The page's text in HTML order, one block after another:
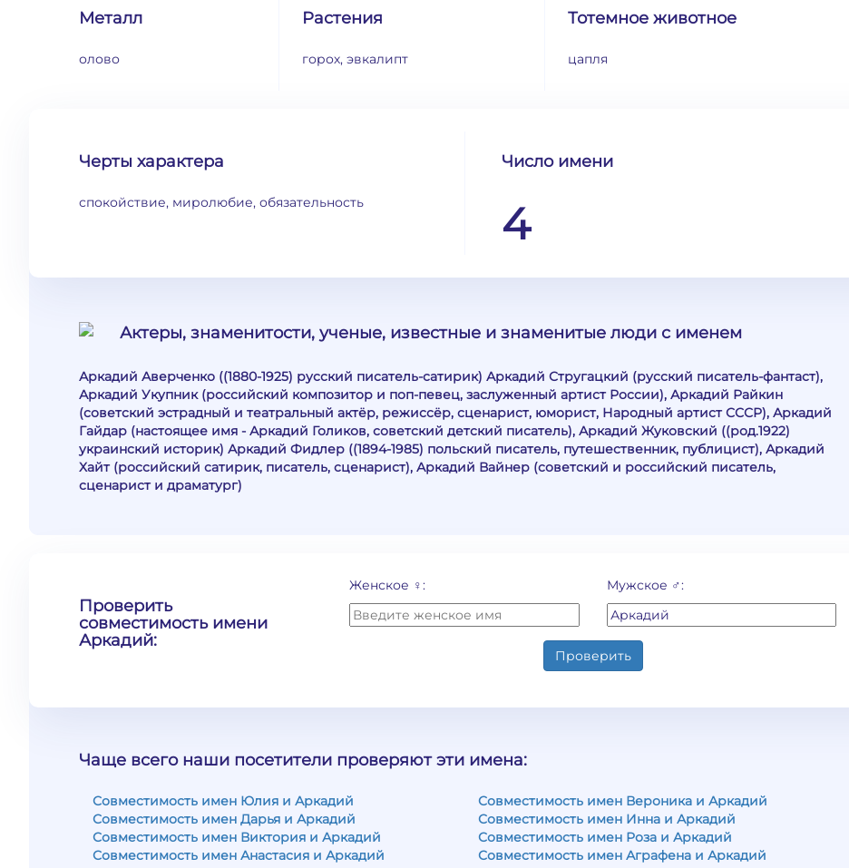
Металл
олово
Растения
горох, эвкалипт
Тотемное животное
цапля
Черты характера
спокойствие, миролюбие, обязательность
Число имени
4
Актеры, знаменитости, ученые, известные и знаменитые люди с именем
Аркадий Аверченко ((1880-1925) русский писатель-сатирик) Аркадий Стругацкий (русский писатель-фантаст),
Аркадий Укупник (российский композитор и поп-певец, заслуженный артист России), Аркадий Райкин
(советский эстрадный и театральный актёр, режиссёр, сценарист, юморист, Народный артист СССР), Аркадий
Гайдар (настоящее имя - Аркадий Голиков, советский детский писатель), Аркадий Жуковский ((род.1922)
украинский историк) Аркадий Фидлер ((1894-1985) польский писатель, путешественник, публицист), Аркадий
Хайт (российский сатирик, писатель, сценарист), Аркадий Вайнер (советский и российский писатель,
сценарист и драматург)
Проверить
совместимость имени
Аркадий:
Женское ♀: Мужское ♂:
Проверить
Чаще всего наши посетители проверяют эти имена:
Совместимость имен Юлия и Аркадий
Совместимость имен Дарья и Аркадий
Совместимость имен Виктория и Аркадий
Совместимость имен Анастасия и Аркадий
Совместимость имен Вероника и Аркадий
Совместимость имен Инна и Аркадий
Совместимость имен Роза и Аркадий
Совместимость имен Аграфена и Аркадий